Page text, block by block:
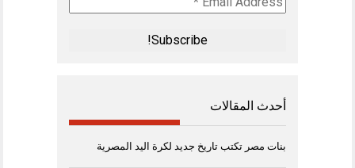
Address
أحدث المقالات
بنات مصر تكتب تاريخ جديد لكرة اليد المصرية